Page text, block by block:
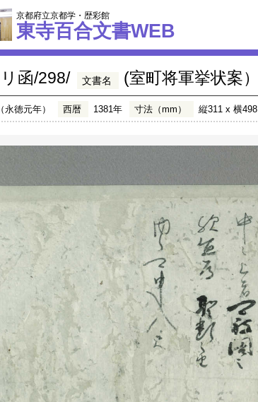
京都府立京都学・歴彩館
東寺百合文書WEB
リ函/298/ 文書名 (室町将軍挙状案）
（永徳元年） 西暦 1381年 寸法（mm） 縦311 x 横498